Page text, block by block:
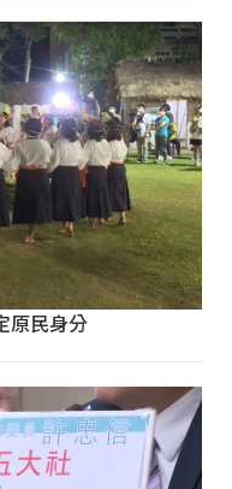
原民身分